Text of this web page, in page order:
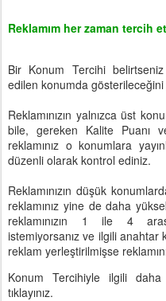
Reklamım her zaman tercih
Bir Konum Tercihi belirtseniz
edilen konumda gösterileceğini
Reklamınızın yalnızca üst
bile, gereken Kalite Puanı
reklamınız o konumlara
düzenli olarak kontrol ediniz.
Reklamınızın düşük
reklamınız yine de daha
reklamınızın 1 ile 4
istemiyorsanız ve ilgili anahtar
reklam yerleştirilmişse
Konum Tercihiyle ilgili
tıklayınız.